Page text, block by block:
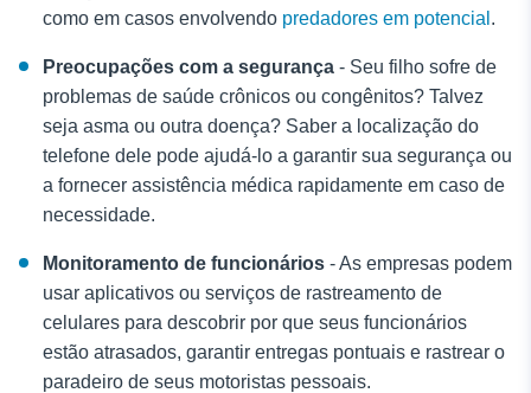
como em casos envolvendo predadores em potencial .
Preocupações com a segurança - Seu filho sofre de
problemas de saúde crônicos ou congênitos? Talvez
seja asma ou outra doença? Saber a localização do
telefone dele pode ajudá-lo a garantir sua segurança ou
a fornecer assistência médica rapidamente em caso de
necessidade.
Monitoramento de funcionários - As empresas podem
usar aplicativos ou serviços de rastreamento de
celulares para descobrir por que seus funcionários
estão atrasados, garantir entregas pontuais e rastrear o
paradeiro de seus motoristas pessoais.